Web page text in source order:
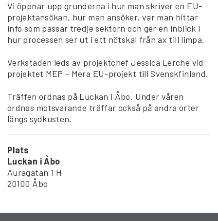
Vi öppnar upp grunderna i hur man skriver en EU-
projektansökan, hur man ansöker, var man hittar
info som passar tredje sektorn och ger en inblick i
hur processen ser ut i ett nötskal från ax till limpa.
Verkstaden leds av projektchef Jessica Lerche vid
projektet MEP - Mera EU-projekt till Svenskfinland.
Träffen ordnas på Luckan i Åbo. Under våren
ordnas motsvarande träffar också på andra orter
längs sydkusten.
Plats
Luckan i Åbo
Auragatan 1 H
20100 Åbo